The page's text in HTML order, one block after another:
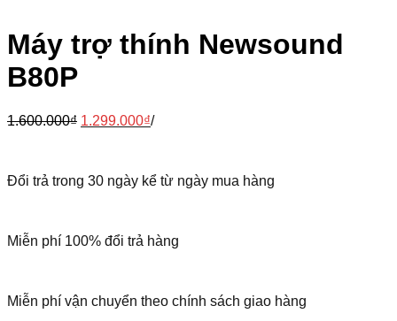
Máy trợ thính Newsound
B80P
1.600.000₫ 1.299.000₫/
Đổi trả trong 30 ngày kể từ ngày mua hàng
Miễn phí 100% đổi trả hàng
Miễn phí vận chuyển theo chính sách giao hàng